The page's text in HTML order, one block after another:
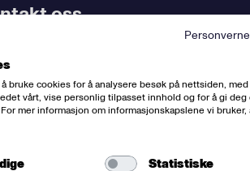
oss
:(+47) 23 06 31 00
org.nr: 950956828
bruke cookies for å analysere besøk på nettsiden,
vårt, vise personlig tilpasset innhold og for å gi deg
mer informasjon om informasjonskapslene vi bruker,
Statistiske